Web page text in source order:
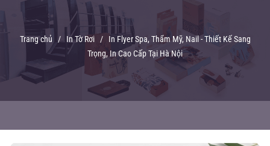
Trang chủ / In Tờ Rơi /
In Flyer Spa, Thẩm Mỹ, Nail - Thiết Kế Sang
Trọng, In Cao Cấp Tại Hà Nội